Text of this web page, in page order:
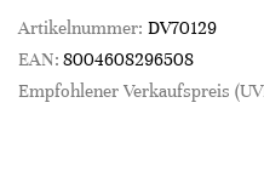
Artikelnummer: DV70129
EAN: 8004608296508
Empfohlener Verkaufspreis